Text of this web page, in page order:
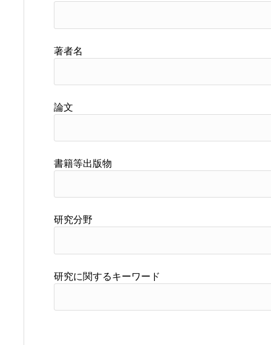
著者名
論文
書籍等出版物
研究分野
研究に関するキーワード